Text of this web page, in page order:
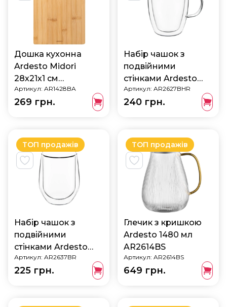
Дошка кухонна
Ardesto Midori
28х21х1 см
AR1428BA
Артикул: AR1428BA
269 грн.
Набір чашок з
подвійними
стінками Ardesto
270 мл 2 шт
AR2627BHR
Артикул: AR2627BHR
240 грн.
ТОП продажів
Набір чашок з
подвійними
стінками Ardesto
320 мл 2 шт
AR2637BR
Артикул: AR2637BR
225 грн.
ТОП продажів
Глечик з кришкою
Ardesto 1480 мл
AR2614BS
Артикул: AR2614BS
649 грн.